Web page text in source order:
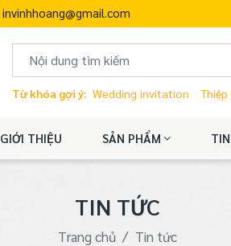
invinhhoang@gmail.com
Từ khóa gợi ý: Wedding invitation Thiệp
GIỚI THIỆU SẢN PHẨM
TIN TỨC
Trang chủ Tin tức